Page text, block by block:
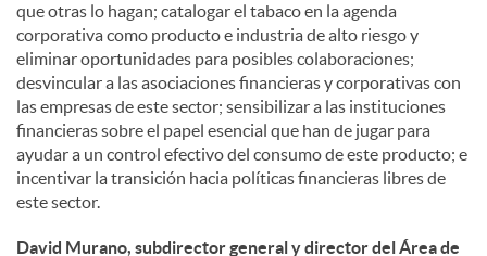
que otras lo hagan; catalogar el tabaco en la agenda
corporativa como producto e industria de alto riesgo y
eliminar oportunidades para posibles colaboraciones;
desvincular a las asociaciones financieras y corporativas con
las empresas de este sector; sensibilizar a las instituciones
financieras sobre el papel esencial que han de jugar para
ayudar a un control efectivo del consumo de este producto; e
incentivar la transición hacia políticas financieras libres de
este sector.
David Murano, subdirector general y director del Área de